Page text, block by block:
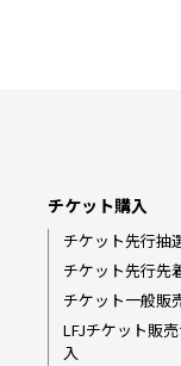
チケット購入
チケット先行抽
チケット先行先
チケット一般販
LFJチケット販
入